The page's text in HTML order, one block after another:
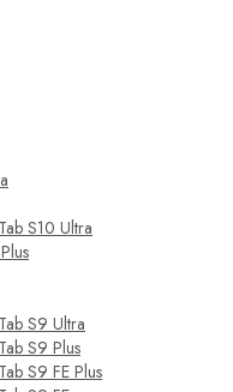
S10 Ultra
S9 Ultra
S9 Plus
S9 FE Plus